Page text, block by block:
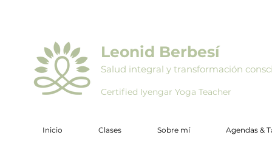
Leonid Berbesí
Certified Iyengar Yoga Teacher
Salud integral y transformación
Inicio Clases Sobre mí Agendas &